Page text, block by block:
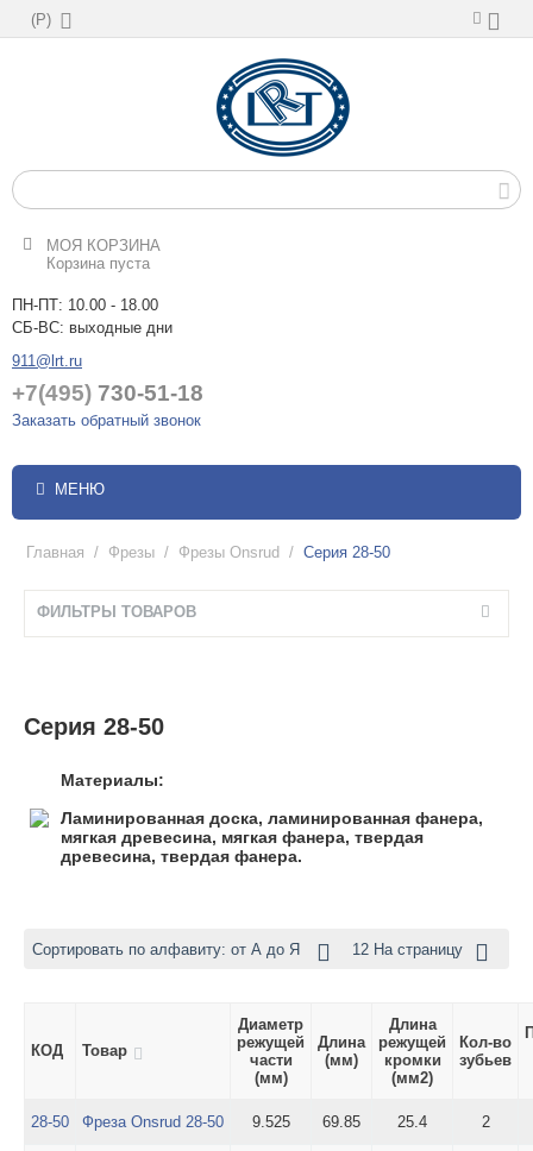
(Р)
МОЯ КОРЗИНА
Корзина пуста
ПН-ПТ: 10.00 - 18.00
СБ-ВС: выходные дни
911@lrt.ru
+7(495) 730-51-18
Заказать обратный звонок
МЕНЮ
Главная / Фрезы / Фрезы Onsrud / Серия 28-50
ФИЛЬТРЫ ТОВАРОВ
Серия 28-50
Материалы:
Ламинированная доска, ламинированная фанера,
мягкая древесина, мягкая фанера, твердая
древесина, твердая фанера.
Сортировать по алфавиту: от А до Я 12 На страницу
КОД Товар
Диаметр
режущей
части
(мм)
Длина
(мм)
Длина
режущей
кромки
(мм2)
Кол-во
зубьев
28-50 Фреза Onsrud 28-50 9.525 69.85 25.4 2